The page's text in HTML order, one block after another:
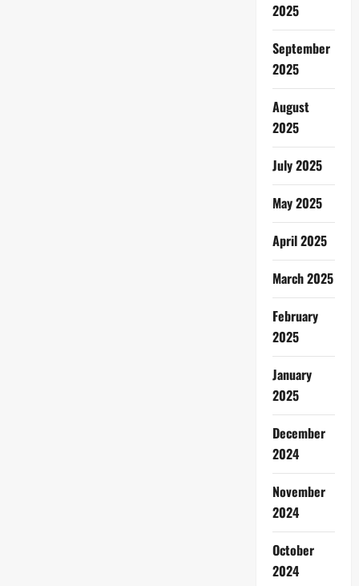
2025
September
2025
August
2025
July 2025
May 2025
April 2025
March 2025
February
2025
January
2025
December
2024
November
2024
October
2024